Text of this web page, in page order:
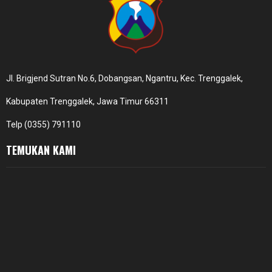
Jl. Brigjend Sutran No.6, Dobangsan, Ngantru, Kec. Trenggalek,
Kabupaten Trenggalek, Jawa Timur 66311
Telp (0355) 791110
TEMUKAN KAMI